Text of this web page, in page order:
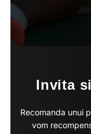
Invita
Recomanda unui
vom